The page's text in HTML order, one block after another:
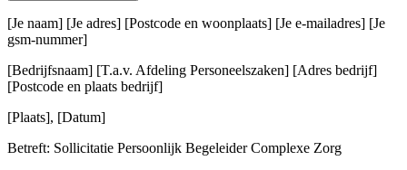
[Je naam] [Je adres] [Postcode en woonplaats] [Je e-mailadres] [Je
gsm-nummer]
[Bedrijfsnaam] [T.a.v. Afdeling Personeelszaken] [Adres bedrijf]
[Postcode en plaats bedrijf]
[Plaats], [Datum]
Betreft: Sollicitatie Persoonlijk Begeleider Complexe Zorg